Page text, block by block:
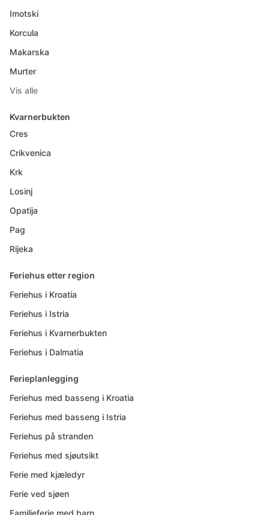
Imotski
Korcula
Makarska
Murter
Vis alle
Kvarnerbukten
Cres
Crikvenica
Krk
Losinj
Opatija
Pag
Rijeka
Feriehus etter region
Feriehus i Kroatia
Feriehus i Istria
Feriehus i Kvarnerbukten
Feriehus i Dalmatia
Ferieplanlegging
Feriehus med basseng i Kroatia
Feriehus med basseng i Istria
Feriehus på stranden
Feriehus med sjøutsikt
Ferie med kjæledyr
Ferie ved sjøen
Familieferie med barn